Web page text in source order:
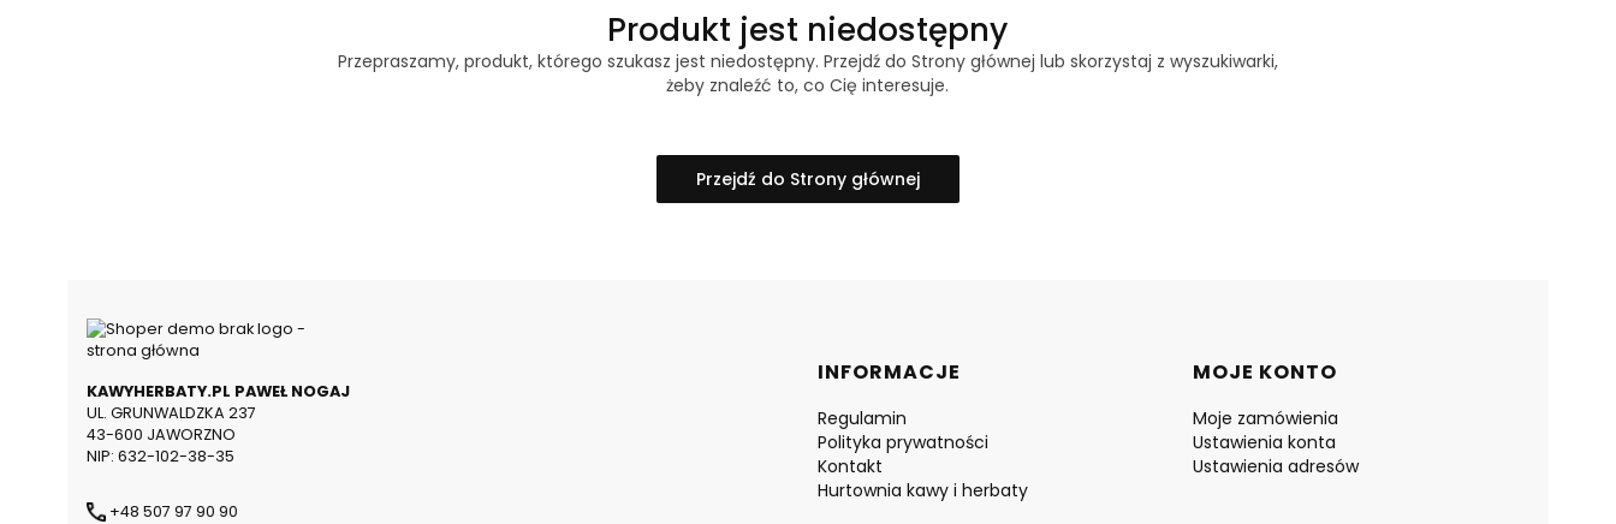
Produkt jest niedostępny
Przepraszamy, produkt, którego szukasz jest niedostępny. Przejdź do Strony głównej lub skorzystaj z wyszukiwarki,
żeby znaleźć to, co Cię interesuje.
Przejdź do Strony głównej
KAWYHERBATY.PL PAWEŁ NOGAJ
UL. GRUNWALDZKA 237
43-600 JAWORZNO
NIP: 632-102-38-35
+48 507 97 90 90
Linki w stopce
INFORMACJE
Regulamin
Polityka prywatności
Kontakt
Hurtownia kawy i herbaty
MOJE KONTO
Moje zamówienia
Ustawienia konta
Ustawienia adresów